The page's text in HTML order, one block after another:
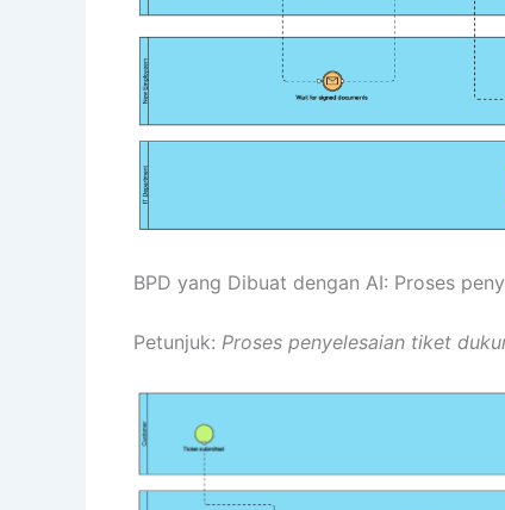
BPD yang Dibuat dengan AI: Proses
Petunjuk: Proses penyelesaian tiket